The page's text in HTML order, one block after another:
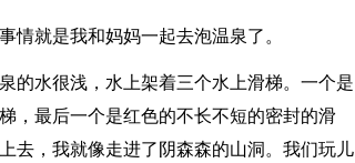
情就是我和妈妈一起去泡温泉了。
的水很浅，水上架着三个水上滑梯。一个是
，最后一个是红色的不长不短的密封的滑
去，我就像走进了阴森森的山洞。我们玩儿